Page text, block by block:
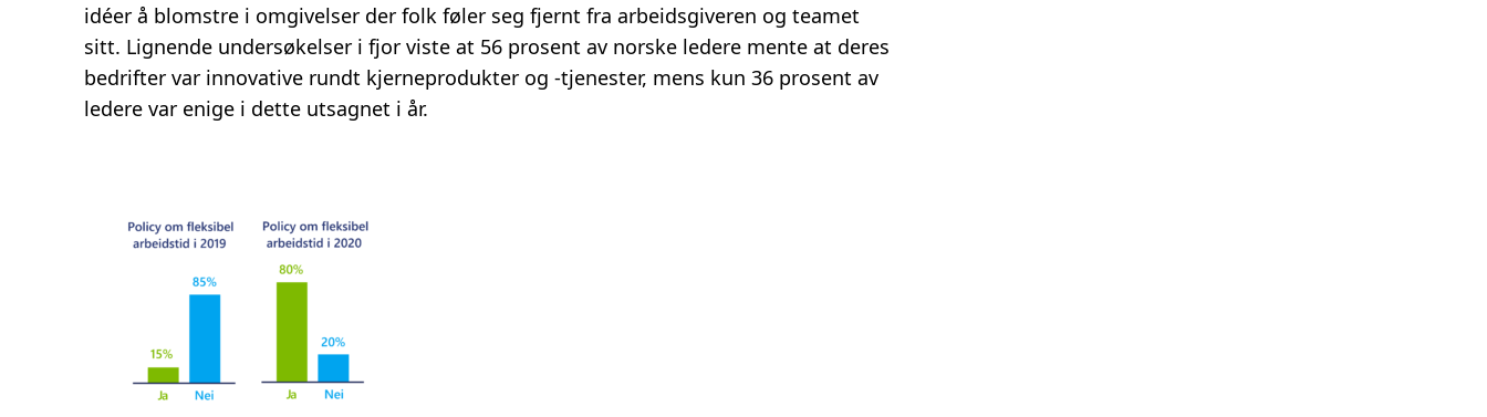
idéer å blomstre i omgivelser der folk føler seg fjernt fra arbeidsgiveren og teamet
sitt. Lignende undersøkelser i fjor viste at 56 prosent av norske ledere mente at deres
bedrifter var innovative rundt kjerneprodukter og -tjenester, mens kun 36 prosent av
ledere var enige i dette utsagnet i år.